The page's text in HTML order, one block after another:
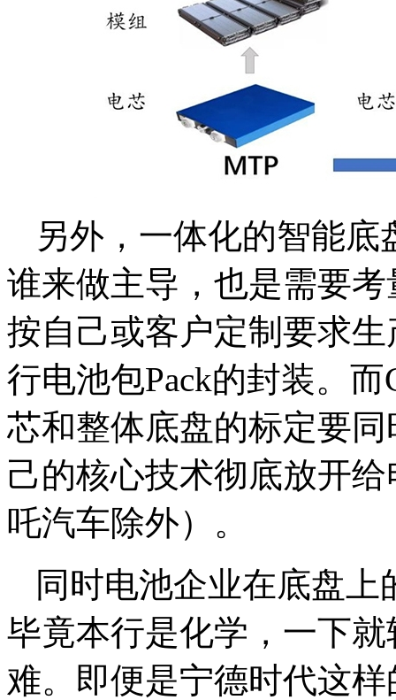
另外，一体化的智能
谁来做主导，也是需要
按自己或客户定制要求
行电池包Pack的封装。
芯和整体底盘的标定要
己的核心技术彻底放开
吒汽车除外）。
同时电池企业在底盘
毕竟本行是化学，一下
难。即便是宁德时代这